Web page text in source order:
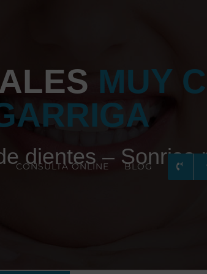
CONSULTA ONLINE BLOG
MUY
dientes – Sonrisa